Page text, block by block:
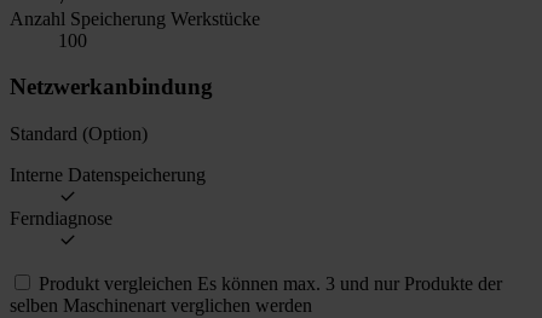
Anzahl Speicherung Werkstücke
100
Netzwerkanbindung
Standard (Option)
Interne Datenspeicherung
Ferndiagnose
Produkt vergleichen Es können max. 3 und nur Produkte der
selben Maschinenart verglichen werden